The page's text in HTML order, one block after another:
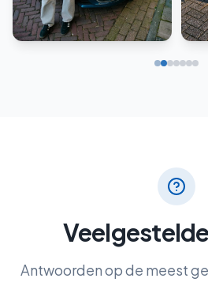
Antwoorden op de meest